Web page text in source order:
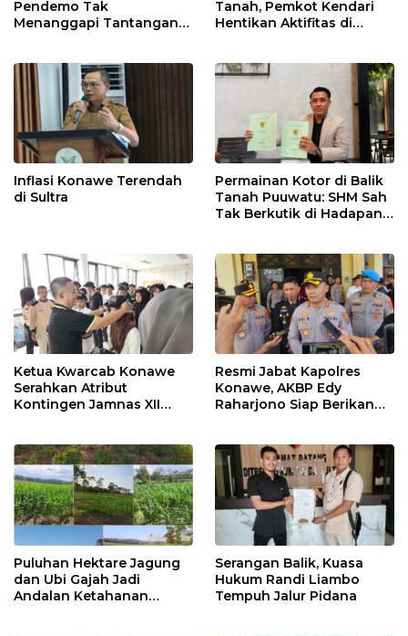
Pendemo Tak
Menanggapi Tantangan
Tanah, Pemkot Kendari
Hentikan Aktifitas di
Inflasi Konawe Terendah
di Sultra
Permainan Kotor di Balik
Tanah Puuwatu: SHM Sah
Tak Berkutik di Hadapan
Ketua Kwarcab Konawe
Serahkan Atribut
Kontingen Jamnas XII
Resmi Jabat Kapolres
Konawe, AKBP Edy
Raharjono Siap Berikan
Puluhan Hektare Jagung
dan Ubi Gajah Jadi
Andalan Ketahanan
Serangan Balik, Kuasa
Hukum Randi Liambo
Tempuh Jalur Pidana